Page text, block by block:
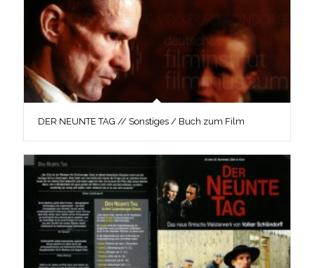
DER NEUNTE TAG // Sonstiges / Buch zum Film